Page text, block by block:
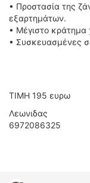
• Προστασία της
εξαρτημάτων.
• Μέγιστο κράτημα
• Συσκευασμένες
TIMH 195 ευρω
Λεωνιδας
6972086325
ΤΙΜΕΣ
4T CLASSIC
ΑΓΩΝΕΣ/